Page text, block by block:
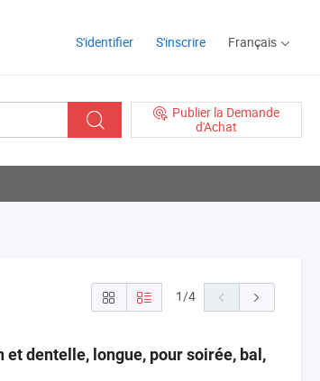
S'identifier S'inscrire Français
Publier la Demande
d'Achat
1/4
dentelle, longue, pour soirée, bal,